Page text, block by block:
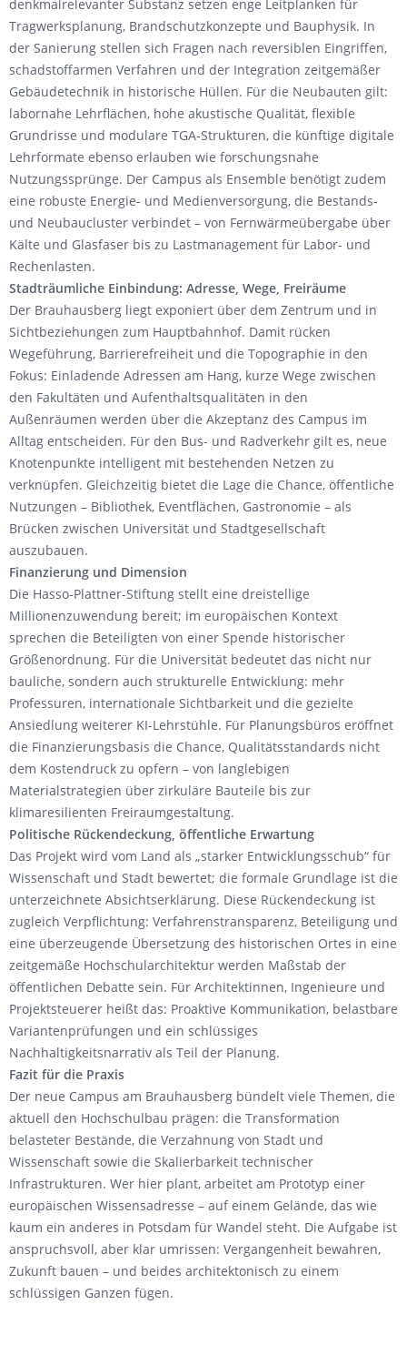
denkmalrelevanter Substanz setzen enge Leitplanken für
Tragwerksplanung, Brandschutzkonzepte und Bauphysik. In
der Sanierung stellen sich Fragen nach reversiblen Eingriffen,
schadstoffarmen Verfahren und der Integration zeitgemäßer
Gebäudetechnik in historische Hüllen. Für die Neubauten gilt:
labornahe Lehrflächen, hohe akustische Qualität, flexible
Grundrisse und modulare TGA-Strukturen, die künftige digitale
Lehrformate ebenso erlauben wie forschungsnahe
Nutzungssprünge. Der Campus als Ensemble benötigt zudem
eine robuste Energie- und Medienversorgung, die Bestands-
und Neubaucluster verbindet – von Fernwärmeübergabe über
Kälte und Glasfaser bis zu Lastmanagement für Labor- und
Rechenlasten.
Stadträumliche Einbindung: Adresse, Wege, Freiräume
Der Brauhausberg liegt exponiert über dem Zentrum und in
Sichtbeziehungen zum Hauptbahnhof. Damit rücken
Wegeführung, Barrierefreiheit und die Topographie in den
Fokus: Einladende Adressen am Hang, kurze Wege zwischen
den Fakultäten und Aufenthaltsqualitäten in den
Außenräumen werden über die Akzeptanz des Campus im
Alltag entscheiden. Für den Bus- und Radverkehr gilt es, neue
Knotenpunkte intelligent mit bestehenden Netzen zu
verknüpfen. Gleichzeitig bietet die Lage die Chance, öffentliche
Nutzungen – Bibliothek, Eventflächen, Gastronomie – als
Brücken zwischen Universität und Stadtgesellschaft
auszubauen.
Finanzierung und Dimension
Die Hasso-Plattner-Stiftung stellt eine dreistellige
Millionenzuwendung bereit; im europäischen Kontext
sprechen die Beteiligten von einer Spende historischer
Größenordnung. Für die Universität bedeutet das nicht nur
bauliche, sondern auch strukturelle Entwicklung: mehr
Professuren, internationale Sichtbarkeit und die gezielte
Ansiedlung weiterer KI-Lehrstühle. Für Planungsbüros eröffnet
die Finanzierungsbasis die Chance, Qualitätsstandards nicht
dem Kostendruck zu opfern – von langlebigen
Materialstrategien über zirkuläre Bauteile bis zur
klimaresilienten Freiraumgestaltung.
Politische Rückendeckung, öffentliche Erwartung
Das Projekt wird vom Land als „starker Entwicklungsschub“ für
Wissenschaft und Stadt bewertet; die formale Grundlage ist die
unterzeichnete Absichtserklärung. Diese Rückendeckung ist
zugleich Verpflichtung: Verfahrenstransparenz, Beteiligung und
eine überzeugende Übersetzung des historischen Ortes in eine
zeitgemäße Hochschularchitektur werden Maßstab der
öffentlichen Debatte sein. Für Architektinnen, Ingenieure und
Projektsteuerer heißt das: Proaktive Kommunikation, belastbare
Variantenprüfungen und ein schlüssiges
Nachhaltigkeitsnarrativ als Teil der Planung.
Fazit für die Praxis
Der neue Campus am Brauhausberg bündelt viele Themen, die
aktuell den Hochschulbau prägen: die Transformation
belasteter Bestände, die Verzahnung von Stadt und
Wissenschaft sowie die Skalierbarkeit technischer
Infrastrukturen. Wer hier plant, arbeitet am Prototyp einer
europäischen Wissensadresse – auf einem Gelände, das wie
kaum ein anderes in Potsdam für Wandel steht. Die Aufgabe ist
anspruchsvoll, aber klar umrissen: Vergangenheit bewahren,
Zukunft bauen – und beides architektonisch zu einem
schlüssigen Ganzen fügen.